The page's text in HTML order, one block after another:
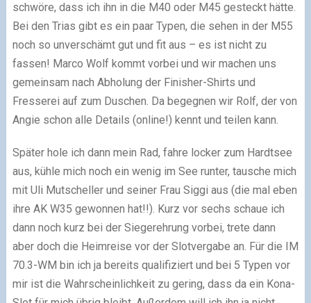
schwöre, dass ich ihn in die M40 oder M45 gesteckt hätte.
Bei den Trias gibt es ein paar Typen, die sehen in der M55
noch so unverschämt gut und fit aus – es ist nicht zu
fassen! Marco Wolf kommt vorbei und wir machen uns
gemeinsam nach Abholung der Finisher-Shirts und
Fresserei auf zum Duschen. Da begegnen wir Rolf, der von
Angie schon alle Details (online!) kennt und teilen kann.
Später hole ich dann mein Rad, fahre locker zum Hardtsee
aus, kühle mich noch ein wenig im See runter, tausche mich
mit Uli Mutscheller und seiner Frau Siggi aus (die mal eben
ihre AK W35 gewonnen hat!!). Kurz vor sechs schaue ich
dann noch kurz bei der Siegerehrung vorbei, trete dann
aber doch die Heimreise vor der Slotvergabe an. Für die IM
70.3-WM bin ich ja bereits qualifiziert und bei 5 Typen vor
mir ist die Wahrscheinlichkeit zu gering, dass da ein Kona-